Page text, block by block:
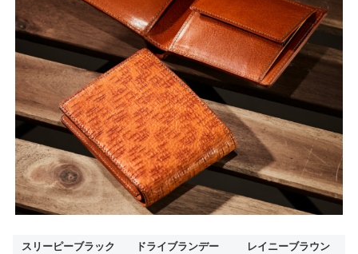
スリーピーブラック ドライブランデー レイニーブラウン